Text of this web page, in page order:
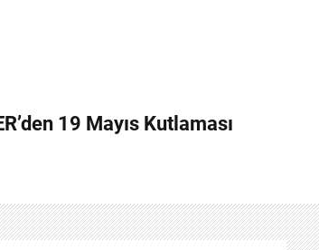
19 Mayıs Kutlaması